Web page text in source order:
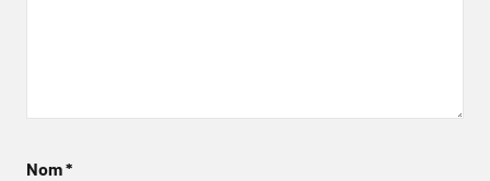
Nom*